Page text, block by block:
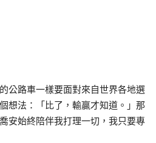
公路車一樣要面對來自世界各地選
想法：「比了，輸贏才知道。」那
安始終陪伴我打理一切，我只要專